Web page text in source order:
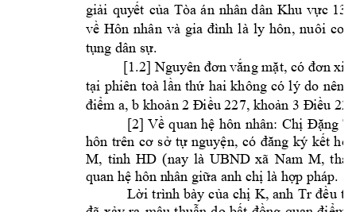
giải quyết của Tòa án nhân dân Khu vực 13
về Hôn nhân và gia đình là ly hôn, nuôi con
tụng dân sự.
[1.2] Nguyên đơn vắng mặt, có đơn
tại phiên toà lần thứ hai không có lý do nên
điểm a, b khoản 2 Điều 227, khoản 3 Điều
[2] Về quan hệ hôn nhân: Chị Đặng
hôn trên cơ sở tự nguyện, có đăng ký kết
M, tỉnh HD (nay là UBND xã Nam M,
quan hệ hôn nhân giữa anh chị là hợp pháp.
Lời trình bày của chị K, anh Tr đều